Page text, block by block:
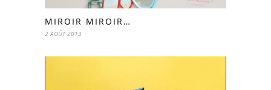
MIROIR MIROIR…
2 AOÛT 2013